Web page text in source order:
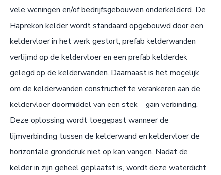
vele woningen en/of bedrijfsgebouwen onderkelderd. De
Haprekon kelder wordt standaard opgebouwd door een
keldervloer in het werk gestort, prefab kelderwanden
verlijmd op de keldervloer en een prefab kelderdek
gelegd op de kelderwanden. Daarnaast is het mogelijk
om de kelderwanden constructief te verankeren aan de
keldervloer doormiddel van een stek – gain verbinding.
Deze oplossing wordt toegepast wanneer de
lijmverbinding tussen de kelderwand en keldervloer de
horizontale gronddruk niet op kan vangen. Nadat de
kelder in zijn geheel geplaatst is, wordt deze waterdicht